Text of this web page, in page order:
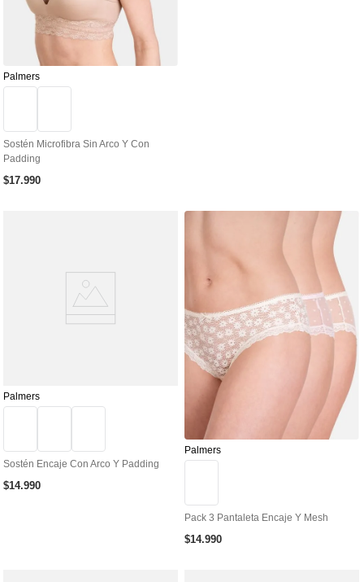
Palmers
Sostén Microfibra Sin Arco Y Con
Padding
$17.990
Palmers
Sostén Encaje Con Arco Y Padding
$14.990
Palmers
Pack 3 Pantaleta Encaje Y Mesh
$14.990